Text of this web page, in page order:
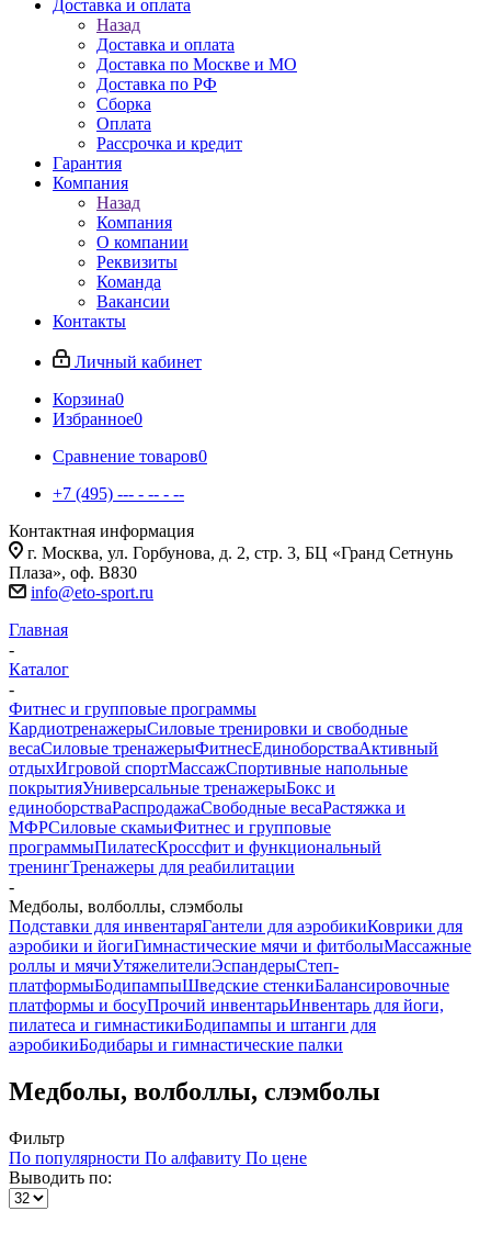
Доставка и оплата
Назад
Доставка и оплата
Доставка по Москве и МО
Доставка по РФ
Сборка
Оплата
Рассрочка и кредит
Гарантия
Компания
Назад
Компания
О компании
Реквизиты
Команда
Вакансии
Контакты
Личный кабинет
Корзина0
Избранное0
Сравнение товаров0
+7 (495) --- - -- - --
Контактная информация
г. Москва, ул. Горбунова, д. 2, стр. 3, БЦ «Гранд Сетнунь
Плаза», оф. В830
info@eto-sport.ru
Главная
-
Каталог
-
Фитнес и групповые программы
КардиотренажерыСиловые тренировки и свободные
весаСиловые тренажерыФитнесЕдиноборстваАктивный
отдыхИгровой спортМассажСпортивные напольные
покрытияУниверсальные тренажерыБокс и
единоборстваРаспродажаСвободные весаРастяжка и
МФРСиловые скамьиФитнес и групповые
программыПилатесКроссфит и функциональный
тренингТренажеры для реабилитации
-
Медболы, волболлы, слэмболы
Подставки для инвентаряГантели для аэробикиКоврики для
аэробики и йогиГимнастические мячи и фитболыМассажные
роллы и мячиУтяжелителиЭспандерыСтеп-
платформыБодипампыШведские стенкиБалансировочные
платформы и босуПрочий инвентарьИнвентарь для йоги,
пилатеса и гимнастикиБодипампы и штанги для
аэробикиБодибары и гимнастические палки
Медболы, волболлы, слэмболы
Фильтр
По популярности По алфавиту По цене
Выводить по: